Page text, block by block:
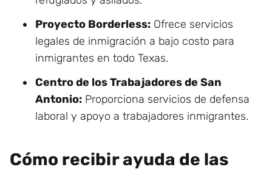
Proyecto Borderless: Ofrece servicios
legales de inmigración a bajo costo para
inmigrantes en todo Texas.
Centro de los Trabajadores de San
Antonio: Proporciona servicios de defensa
laboral y apoyo a trabajadores inmigrantes.
Cómo recibir ayuda de las